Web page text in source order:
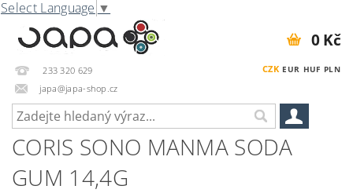
Select Language ▼
233 320 629
japa@japa-shop.cz
CZK EUR HUF PLN
0 Kč
CORIS SONO MANMA SODA
GUM 14,4G